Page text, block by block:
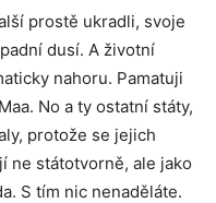
prostě ukradli, svoje
dusí. A životní
nahoru. Pamatuji
No a ty ostatní státy,
protože se jejich
ne státotvorně, ale jako
S tím nic nenaděláte.